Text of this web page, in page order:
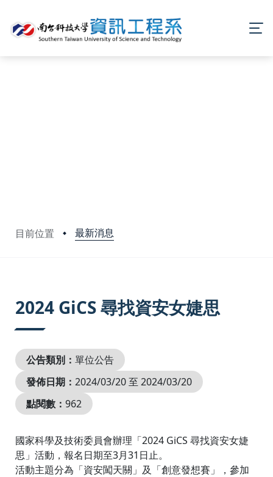
目前位置 最新消息
2024 GiCS 尋找資安女婕思
公告類別： 單位公告
發佈日期： 2024/03/20 至 2024/03/20
點閱數： 962
國家科學及技術委員會辦理「2024 GiCS 尋找資安女婕
思」活動，報名日期至3月31日止。
活動主題分為「資安闖天關」及「創意發想賽」，參加